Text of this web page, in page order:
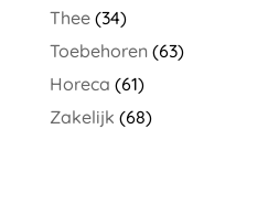
Thee (34)
Toebehoren (63)
Horeca (61)
Zakelijk (68)